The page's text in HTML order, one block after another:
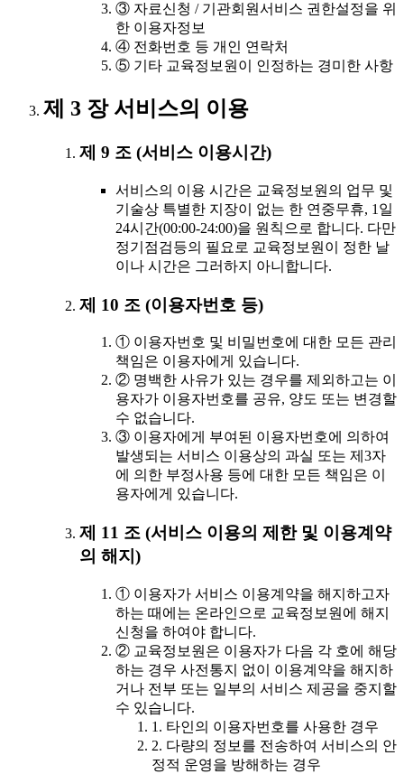
③ 자료신청 / 기관회원서비스 권한설정을 위
한 이용자정보
④ 전화번호 등 개인 연락처
⑤ 기타 교육정보원이 인정하는 경미한 사항
제 3 장 서비스의 이용
제 9 조 (서비스 이용시간)
서비스의 이용 시간은 교육정보원의 업무 및
기술상 특별한 지장이 없는 한 연중무휴, 1일
24시간(00:00-24:00)을 원칙으로 합니다. 다만
정기점검등의 필요로 교육정보원이 정한 날
이나 시간은 그러하지 아니합니다.
제 10 조 (이용자번호 등)
① 이용자번호 및 비밀번호에 대한 모든 관리
책임은 이용자에게 있습니다.
② 명백한 사유가 있는 경우를 제외하고는 이
용자가 이용자번호를 공유, 양도 또는 변경할
수 없습니다.
③ 이용자에게 부여된 이용자번호에 의하여
발생되는 서비스 이용상의 과실 또는 제3자
에 의한 부정사용 등에 대한 모든 책임은 이
용자에게 있습니다.
제 11 조 (서비스 이용의 제한 및 이용계약
의 해지)
① 이용자가 서비스 이용계약을 해지하고자
하는 때에는 온라인으로 교육정보원에 해지
신청을 하여야 합니다.
② 교육정보원은 이용자가 다음 각 호에 해당
하는 경우 사전통지 없이 이용계약을 해지하
거나 전부 또는 일부의 서비스 제공을 중지할
수 있습니다.
1. 타인의 이용자번호를 사용한 경우
2. 다량의 정보를 전송하여 서비스의 안
정적 운영을 방해하는 경우